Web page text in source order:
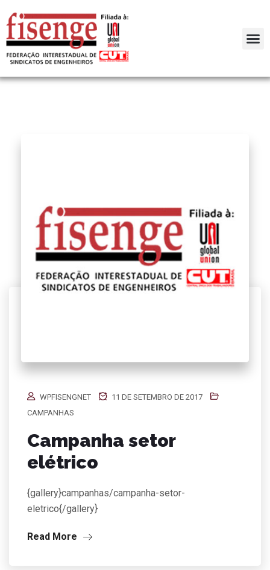
WPFISENGNET
11 DE SETEMBRO DE 2017
CAMPANHAS
Campanha setor
elétrico
{gallery}campanhas/campanha-setor-
eletrico{/gallery}
Read More